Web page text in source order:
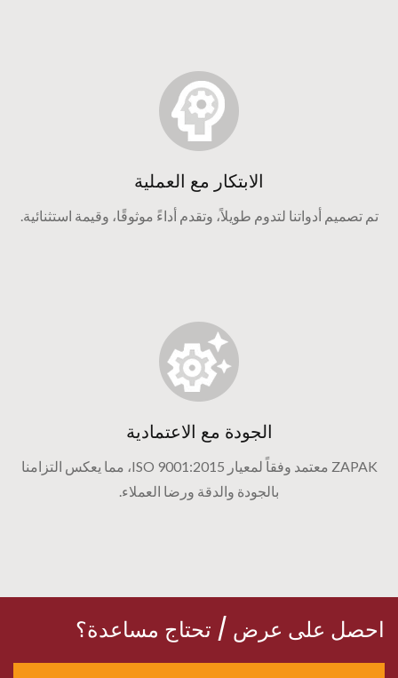
الابتكار مع العملية
تم تصميم أدواتنا لتدوم طويلاً، وتقدم أداءً موثوقًا، وقيمة استثنائية.
الجودة مع الاعتمادية
ZAPAK معتمد وفقاً لمعيار ISO 9001:2015، مما يعكس التزامنا
بالجودة والدقة ورضا العملاء.
احصل على عرض / تحتاج مساعدة؟